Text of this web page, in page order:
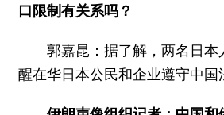
口限制有关系吗？
郭嘉昆：据了解，两名日
醒在华日本公民和企业遵守中国